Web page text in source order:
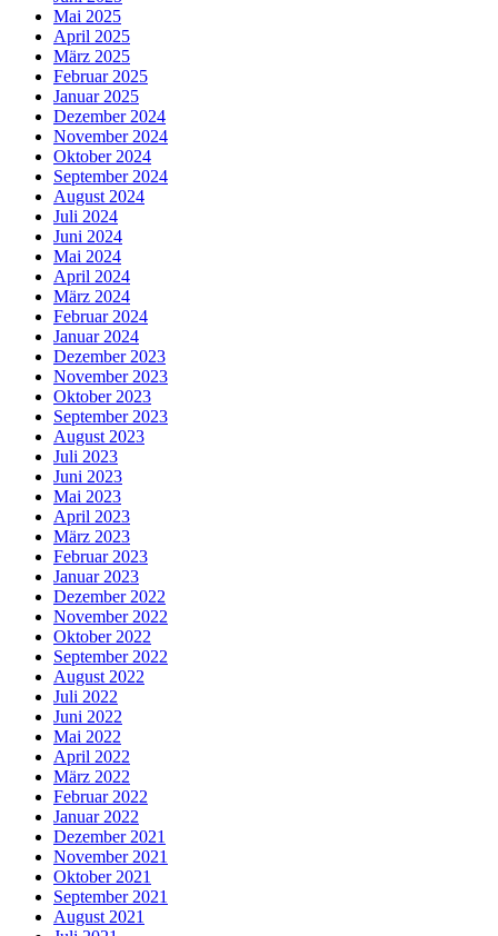
Mai 2025
April 2025
März 2025
Februar 2025
Januar 2025
Dezember 2024
November 2024
Oktober 2024
September 2024
August 2024
Juli 2024
Juni 2024
Mai 2024
April 2024
März 2024
Februar 2024
Januar 2024
Dezember 2023
November 2023
Oktober 2023
September 2023
August 2023
Juli 2023
Juni 2023
Mai 2023
April 2023
März 2023
Februar 2023
Januar 2023
Dezember 2022
November 2022
Oktober 2022
September 2022
August 2022
Juli 2022
Juni 2022
Mai 2022
April 2022
März 2022
Februar 2022
Januar 2022
Dezember 2021
November 2021
Oktober 2021
September 2021
August 2021